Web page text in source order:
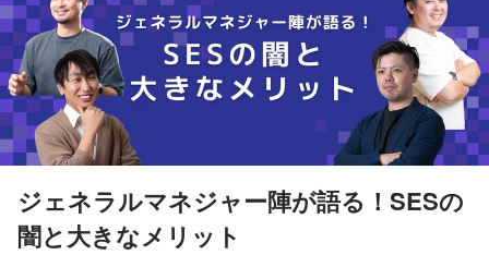
ジェネラルマネジャー陣が語る！SESの
闇と大きなメリット